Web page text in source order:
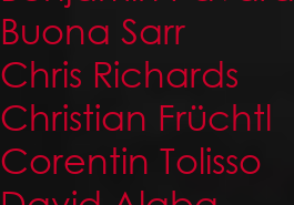
Buona Sarr
Chris Richards
Christian Früchtl
Corentin Tolisso